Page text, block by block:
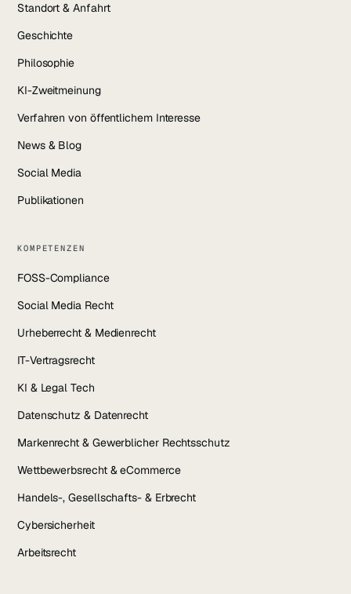
Standort & Anfahrt
Geschichte
Philosophie
KI-Zweitmeinung
Verfahren von öffentlichem Interesse
News & Blog
Social Media
Publikationen
KOMPETENZEN
FOSS-Compliance
Social Media Recht
Urheberrecht & Medienrecht
IT-Vertragsrecht
KI & Legal Tech
Datenschutz & Datenrecht
Markenrecht & Gewerblicher Rechtsschutz
Wettbewerbsrecht & eCommerce
Handels-, Gesellschafts- & Erbrecht
Cybersicherheit
Arbeitsrecht